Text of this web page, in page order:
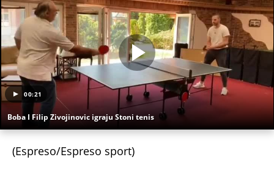
00:21
Boba I Filip Zivojinovic igraju Stoni tenis
(Espreso/Espreso sport)